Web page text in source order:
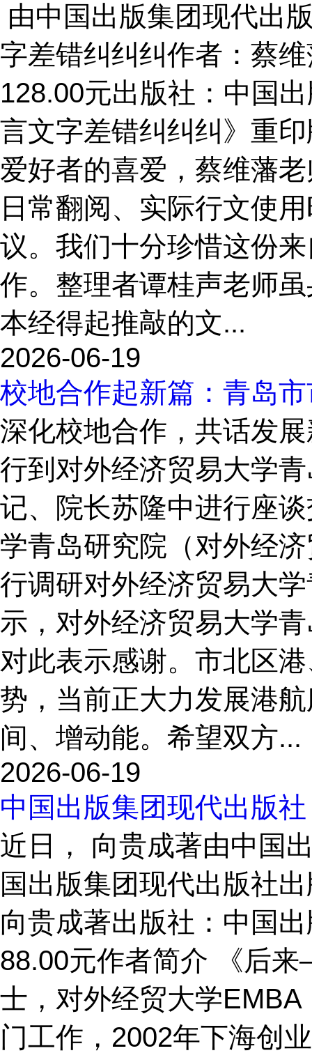
由中国出版集团现代出
字差错纠纠纠作者：蔡
128.00元出版社：中国
言文字差错纠纠纠》重
爱好者的喜爱，蔡维藩
日常翻阅、实际行文使
议。我们十分珍惜这份
作。整理者谭桂声老师
本经得起推敲的文...
2026-06-19
校地合作起新篇：青岛
深化校地合作，共话发
行到对外经济贸易大学
记、院长苏隆中进行座
学青岛研究院（对外经
行调研对外经济贸易大
示，对外经济贸易大学
对此表示感谢。市北区
势，当前正大力发展港
间、增动能。希望双方...
2026-06-19
中国出版集团现代出版
近日， 向贵成著由中国
国出版集团现代出版社
向贵成著出版社：中国
88.00元作者简介 《后
士，对外经贸大学
门工作，2002年下海创